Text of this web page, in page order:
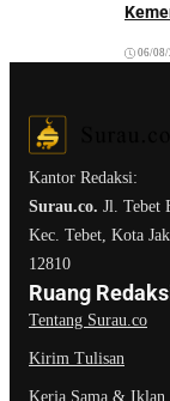
06/
Kantor Redaksi:
Surau.co. Jl. Tebet
Kec. Tebet, Kota
12810
Ruang
Tentang Surau.co
Kirim Tulisan
Kerja Sama & Iklan